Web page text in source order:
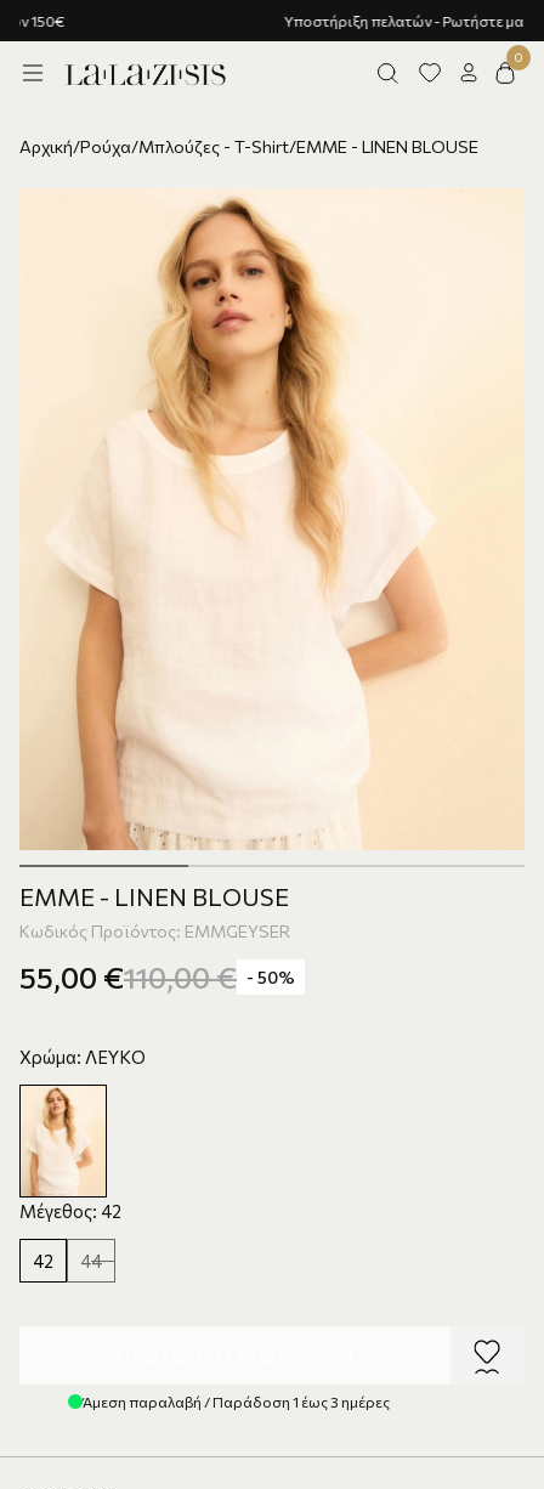
Υποστήριξη πελατών - Ρωτήστε μας!
Αρχική/Ρούχα/Μπλούζες - T-Shirt/EMME - LINEN BLOUSE
EMME - LINEN BLOUSE
Κωδικός Προϊόντος: EMMGEYSER
110,00€
55,00 € - 50%
Χρώμα: ΛΕΥΚΟ
Μέγεθος: 42
42 44
Άμεση παραλαβή / Παράδοση 1 έως 3 ημέρες